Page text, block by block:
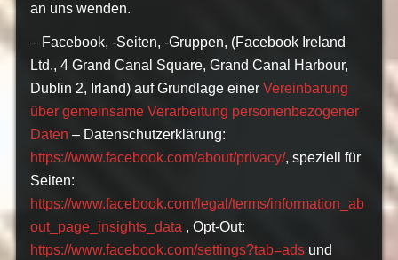
an uns wenden.
– Facebook, -Seiten, -Gruppen, (Facebook Ireland
Ltd., 4 Grand Canal Square, Grand Canal Harbour,
Dublin 2, Irland) auf Grundlage einerVereinbarung
über gemeinsame Verarbeitung personenbezogener
Daten – Datenschutzerklärung:
https://www.facebook.com/about/privacy/, speziell für
Seiten:
https://www.facebook.com/legal/terms/information_ab
out_page_insights_data , Opt-Out:
https://www.facebook.com/settings?tab=ads und